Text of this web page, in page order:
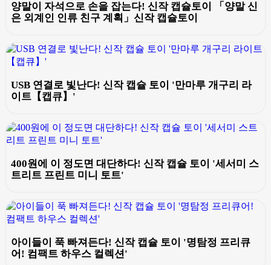
양말이 자석으로 손을 잡는다! 신작 캡슐토이 「양말 신
은 외계인 인류 친구 계획」신작 캡슐토이
USB 연결로 빛난다! 신작 캡슐 토이 '만마루 개구리 라
이트【캡큐】'
400원에 이 정도면 대단하다! 신작 캡슐 토이 '세서미 스
트리트 프린트 미니 토트'
아이들이 푹 빠져든다! 신작 캡슐 토이 '명탐정 프리큐
어! 컴팩트 하우스 컬렉션'